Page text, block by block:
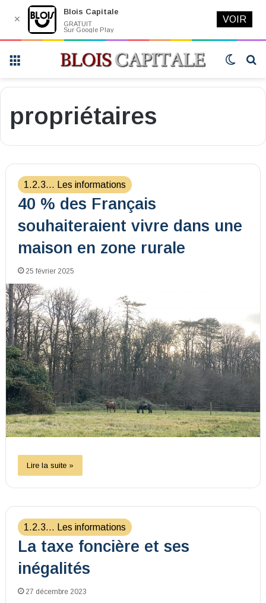
Switch
propriétaires
1.2.3... Les informations
40 % des Français
souhaiteraient vivre dans une
maison en zone rurale
25 février 2025
Lire la suite »
1.2.3... Les informations
La taxe foncière et ses
inégalités
27 décembre 2023
✕
Blois Capitale
GRATUIT
Sur Google Play
VOIR